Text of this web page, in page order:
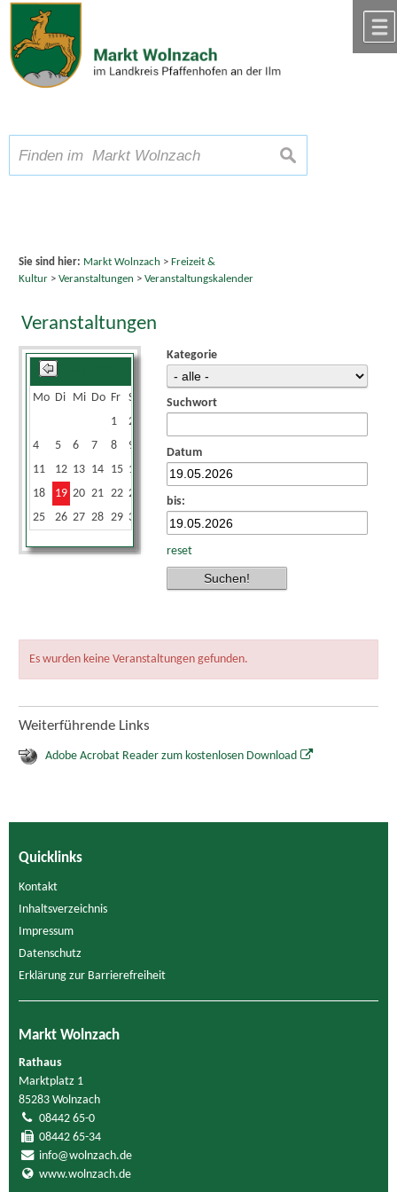
Zum Inhalt,zur Navigation
Schriftgröße A A A suchen
Sie sind hier: Markt Wolnzach > Freizeit &
Kultur> Veranstaltungen > Veranstaltungskalender
Veranstaltungen
Mo Di Mi Do Fr Sa
1
2
4
5 6 7 8 9
11
12 13 14 15 16
18
19 20 21 22 23
25
26 27 28 29 30
Kategorie
Suchwort
Datum
bis:
reset
Es wurden keine Veranstaltungen gefunden.
Weiterführende Links
Adobe Acrobat Reader zum kostenlosen Download
Quicklinks
Kontakt
Inhaltsverzeichnis
Impressum
Datenschutz
Erklärung zur Barrierefreiheit
Markt Wolnzach
Rathaus
Marktplatz 1
85283 Wolnzach
08442 65-0
08442 65-34
info@wolnzach.de
www.wolnzach.de